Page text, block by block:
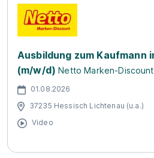
Ausbildung zum Kaufmann
(m/w/d) Netto Marken-
01.08.2026
37235 Hessisch Lichtenau (u.a.)
Video